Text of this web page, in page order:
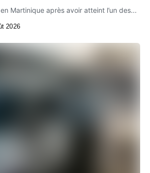
Martinique après avoir atteint l’un des...
2026